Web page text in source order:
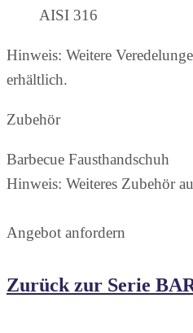
AISI 316
Hinweis: Weitere
erhältlich.
Zubehör
Barbecue Fausthandschuh
Hinweis: Weiteres Zubehör
Angebot anfordern
Zurück zur Serie